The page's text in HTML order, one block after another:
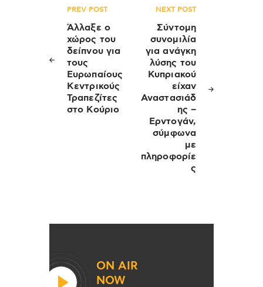
Πλοήγηση
άρθρων
PREV POST
Άλλαξε ο
χώρος του
δείπνου για
τους
Ευρωπαίους
Κεντρικούς
Τραπεζίτες
στο Κούριο
NEXT POST
Σύντομη
συνομιλία
για ανάγκη
λύσης του
Κυπριακού
είχαν
Αναστασιάδ
ης –
Ερντογάν,
σύμφωνα
με
πληροφορίε
ς
ON AIR
NOW